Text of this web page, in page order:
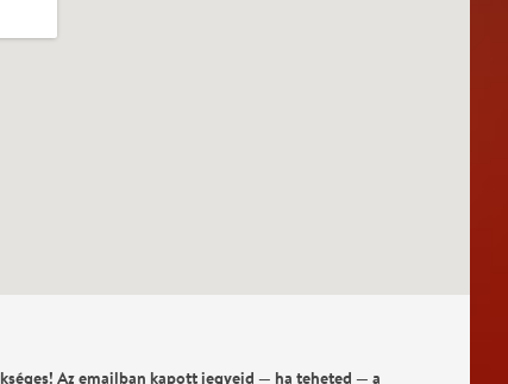
Az emailban kapott jegyeid — ha teheted — a